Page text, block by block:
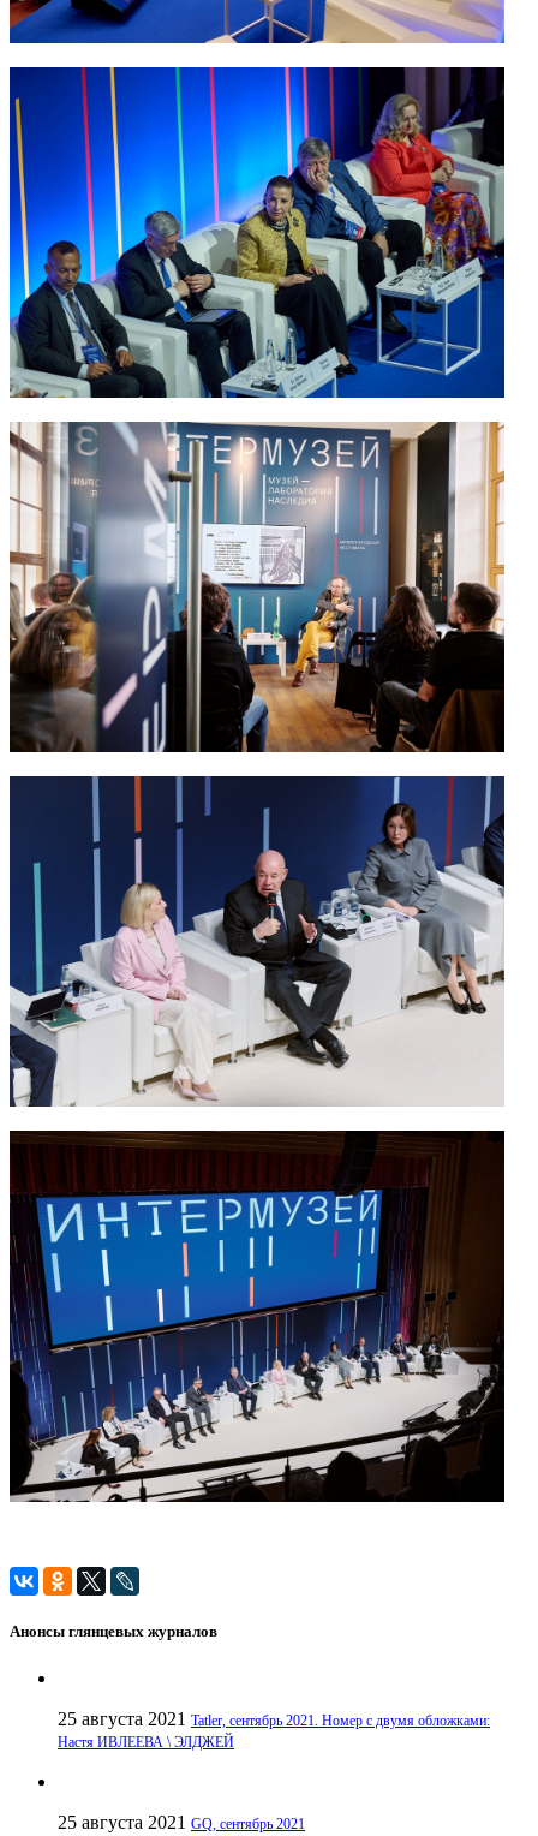
Анонсы глянцевых журналов
25 августа 2021 Tatler, сентябрь 2021. Номер с двумя обложками:
Настя ИВЛЕЕВА \ ЭЛДЖЕЙ
25 августа 2021 GQ, сентябрь 2021